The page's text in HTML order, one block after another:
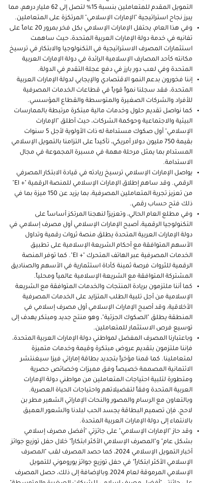
التمويل المقدم للمتعاملين بنسبة 15% لتصل إلى 62 مليار درهم، مما
يبرز نجاح استراتيجية "الإمارات الإسلامي" المرتكزة على المتعاملين.
وفي هذا العام، يحتفل الإمارات الإسلامي بكل فخر بمرور 20 عاماً على
تفانيه في خدمة دولة الإمارات العربية المتحدة، حيث ساهمت
استثمارات المصرف الاستراتيجية في التكنولوجيا والابتكار في ترسيخ
مكانته كأحد المصارف الإسلامية الرائدة في دولة الإمارات العربية
المتحدة وفي لعب دور بارز في دفع عجلة التقدم في الدولة.
إننا فخورون بدعم النمو الاقتصادي والإيجابي لدولة الإمارات العربية
المتحدة، فقد سجلنا نمواً قوياً في قطاعات الخدمات المصرفية
للأفراد والشركات الصغيرة والمتوسطة والقطاع المؤسسي.
كما نواصل تقديم حلول وخدمات مالية مبتكرة مرتبطة بالممارسات
البيئية والاجتماعية وحوكمة الشركات، حيث أطلق "الإمارات
الإسلامي" أول صكوك مستدامة له ذات الأولوية لأجل 5 سنوات
بقيمة 750 مليون دولار أمريكي، تأكيداً على التزامنا بالتمويل الإسلامي
المستدام بما يمثل مرحلة مهمة في مسيرة المجموعة في مجال
الاستدامة.
يواصل الإمارات الإسلامي ترسيخ ريادته في قيادة الابتكار المصرفي
الرقمي. وقد ساهم إطلاق الإمارات الإسلامي للمنصة الرقمية "EI +
"
من تعزيز تجربة المتعاملين المصرفية، بما يزيد عن 150 ميزة بما في
ذلك فتح حساب رقمي.
وفي مطلع العام الحالي، وتعزيزاً لنهجنا المرتكز أساساً على
التكنولوجيا الرقمية، أصبح الإمارات الإسلامي أول مصرف إسلامي في
دولة الإمارات العربية المتحدة يطلق منصة ثروات رقمية وتداول
الأسهم المتوافقة مع أحكام الشريعة الإسلامية على تطبيق
الخدمات المصرفية عبر الهاتف المتحرك "EI +". كما توفر المنصة
الرقمية للثروات فرصة ثمينة كأداة استثمارية في الأسهم والصناديق
المشتركة المتوافقة مع الشريعة الإسلامية عالمياً ومحلياً.
كما أننا ملتزمون بريادة المنتجات والخدمات المتوافقة مع الشريعة
الإسلامية من أجل تلبية الطلب المتزايد على الخدمات المصرفية
الأخلاقية، وقد أصبح الإمارات الإسلامي أول مصرف إسلامي في
المنطقة يطلق "الصكوك الجزئية"، وهو منتج جديد ومبتكر يهدف إلى
توسيع فرص الاستثمار للمتعاملين.
وباعتبارنا المصرف المفضل لمواطني دولة الإمارات العربية المتحدة،
فإننا ملتزمون بتقديم عروض مبتكرة وقيمة وخدمات متميزة
لمتعاملينا. كما قمنا مؤخراً بتجديد بطاقة إماراتي فيزا سيغنتشر
الائتمانية المصممة خصيصاً وفق مميزات وخصائص حصرية
ومتطورة لتلبية احتياجات المتعاملين من مواطني دولة الإمارات
العربية المتحدة وفقاً لتفضيلاتهم واحتياجات الحياة العصرية.
وبالتعاون مع الرسام والمصور والنحات الإماراتي الشهير مطر بن
لاحج، فإن تصميم البطاقة يجسد الحب لبلدنا والشعور العميق
بالانتماء إلى دولة الإمارات العربية المتحدة.
وقد حاز "الإمارات الإسلامي" على جائزتي "أفضل مصرف إسلامي
بشكل عام" و"المصرف الإسلامي الأكثر ابتكاراً" خلال حفل توزيع جوائز
أخبار التمويل الإسلامي 2024، كما حصد المصرف لقب "المصرف
الإسلامي الأكثر ابتكاراً" في حفل توزيع جوائز يوروموني للتمويل
الإسلامي المرموقة لعام 2024.وبالإضافة إلى ذلك، حصل المصرف